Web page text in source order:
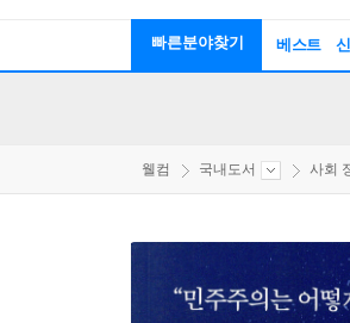
빠른분야찾기 베스트
웰컴 국내도서 사회